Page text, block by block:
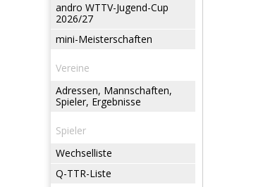
andro WTTV-Jugend-Cup
2026/27
mini-Meisterschaften
Vereine
Adressen, Mannschaften,
Spieler, Ergebnisse
Spieler
Wechselliste
Q-TTR-Liste